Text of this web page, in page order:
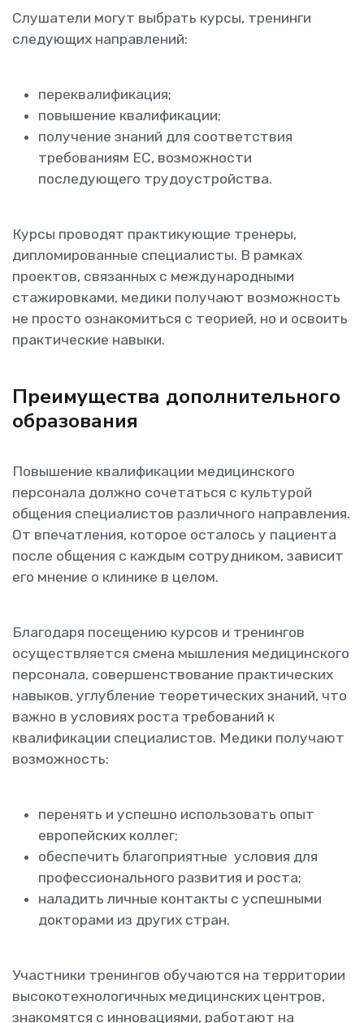
Слушатели могут выбрать курсы, тренинги
следующих направлений:
переквалификация;
повышение квалификации;
получение знаний для соответствия
требованиям ЕС, возможности
последующего трудоустройства.
Курсы проводят практикующие тренеры,
дипломированные специалисты. В рамках
проектов, связанных с международными
стажировками, медики получают возможность
не просто ознакомиться с теорией, но и освоить
практические навыки.
Преимущества дополнительного
образования
Повышение квалификации медицинского
персонала должно сочетаться с культурой
общения специалистов различного направления.
От впечатления, которое осталось у пациента
после общения с каждым сотрудником, зависит
его мнение о клинике в целом.
Благодаря посещению курсов и тренингов
осуществляется смена мышления медицинского
персонала, совершенствование практических
навыков, углубление теоретических знаний, что
важно в условиях роста требований к
квалификации специалистов. Медики получают
возможность:
перенять и успешно использовать опыт
европейских коллег;
обеспечить благоприятные условия для
профессионального развития и роста;
наладить личные контакты с успешными
докторами из других стран.
Участники тренингов обучаются на территории
высокотехнологичных медицинских центров,
знакомятся с инновациями, работают на